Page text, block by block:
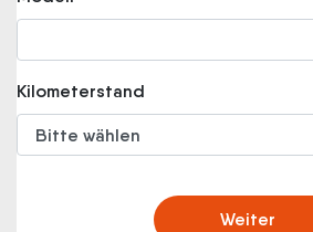
Kilometerstand
Weiter